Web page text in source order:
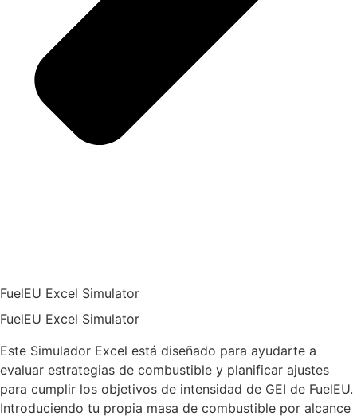
FuelEU Excel Simulator
FuelEU Excel Simulator
Este Simulador Excel está diseñado para ayudarte a
evaluar estrategias de combustible y planificar ajustes
para cumplir los objetivos de intensidad de GEI de FuelEU.
Introduciendo tu propia masa de combustible por alcance